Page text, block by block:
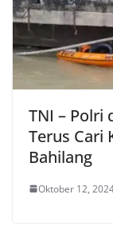
TNI – Polri
Terus Cari
Bahilang
Oktober 12,